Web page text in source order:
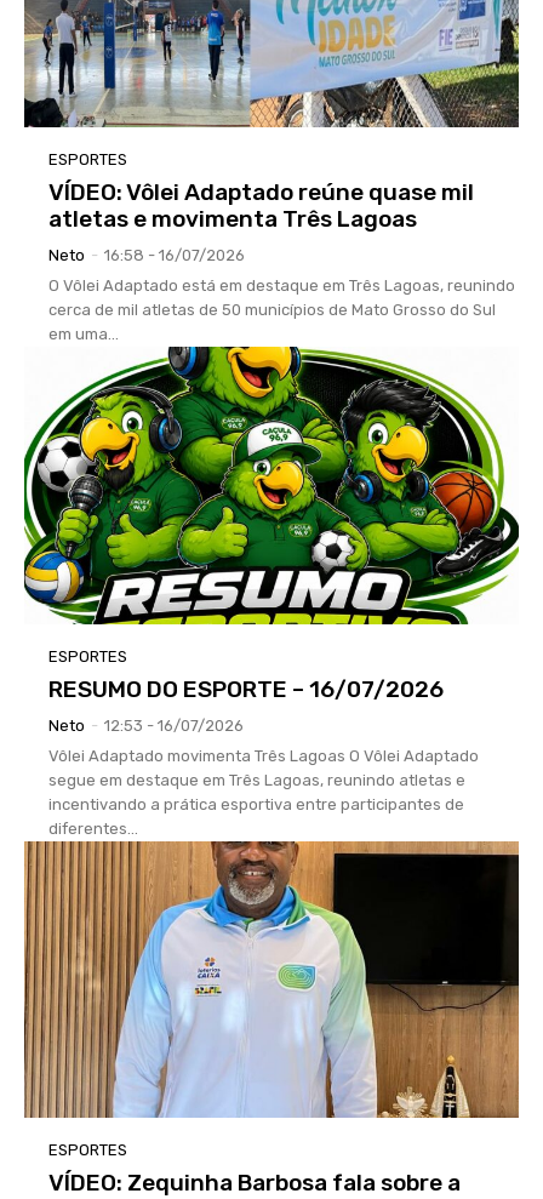
ESPORTES
VÍDEO: Vôlei Adaptado reúne quase mil
atletas e movimenta Três Lagoas
Neto - 16:58 - 16/07/2026
O Vôlei Adaptado está em destaque em Três Lagoas, reunindo
cerca de mil atletas de 50 municípios de Mato Grosso do Sul
em uma...
ESPORTES
RESUMO DO ESPORTE – 16/07/2026
Neto - 12:53 - 16/07/2026
Vôlei Adaptado movimenta Três Lagoas O Vôlei Adaptado
segue em destaque em Três Lagoas, reunindo atletas e
incentivando a prática esportiva entre participantes de
diferentes...
ESPORTES
VÍDEO: Zequinha Barbosa fala sobre a